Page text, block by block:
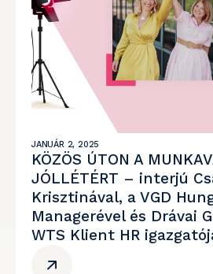
JANUÁR 2, 2025
KÖZÖS ÚTON A
JÓLLÉTÉRT – interjú
Krisztinával, a VGD
Managerével és Drávai
WTS Klient HR